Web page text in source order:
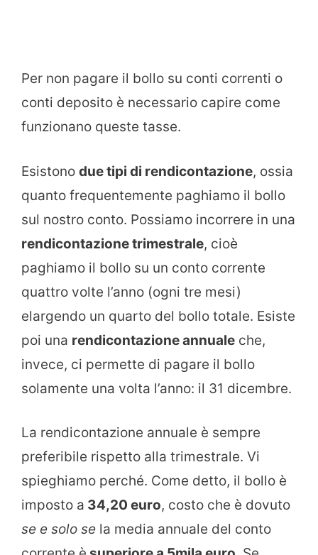
Per non pagare il bollo su conti correnti o
conti deposito è necessario capire come
funzionano queste tasse.
Esistono due tipi di rendicontazione, ossia
quanto frequentemente paghiamo il bollo
sul nostro conto. Possiamo incorrere in una
rendicontazione trimestrale, cioè
paghiamo il bollo su un conto corrente
quattro volte l’anno (ogni tre mesi)
elargendo un quarto del bollo totale. Esiste
poi una rendicontazione annuale che,
invece, ci permette di pagare il bollo
solamente una volta l’anno: il 31 dicembre.
La rendicontazione annuale è sempre
preferibile rispetto alla trimestrale. Vi
spieghiamo perché. Come detto, il bollo è
imposto a 34,20 euro, costo che è dovuto
se e solo se la media annuale del conto